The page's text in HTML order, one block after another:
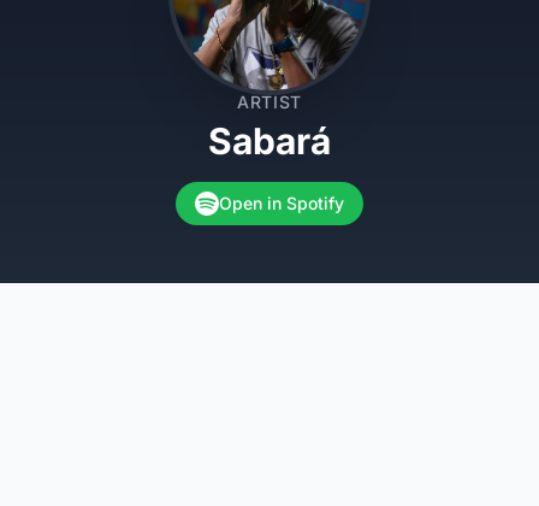
ARTIST
Sabará
Open in Spotify